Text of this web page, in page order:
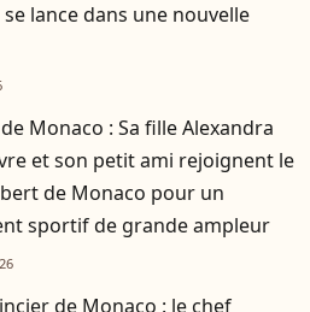
lance dans une nouvelle
Monaco : Sa fille Alexandra
et son petit ami rejoignent le
de Monaco pour un
sportif de grande ampleur
de Monaco : le chef